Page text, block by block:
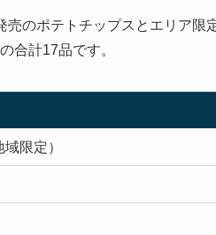
売のポテトチップスとエリア限
合計17品です。
限定）